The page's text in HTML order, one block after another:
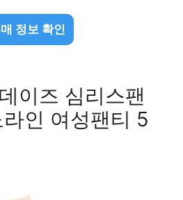
정보 확인
이즈 심리스팬
인 여성팬티 5